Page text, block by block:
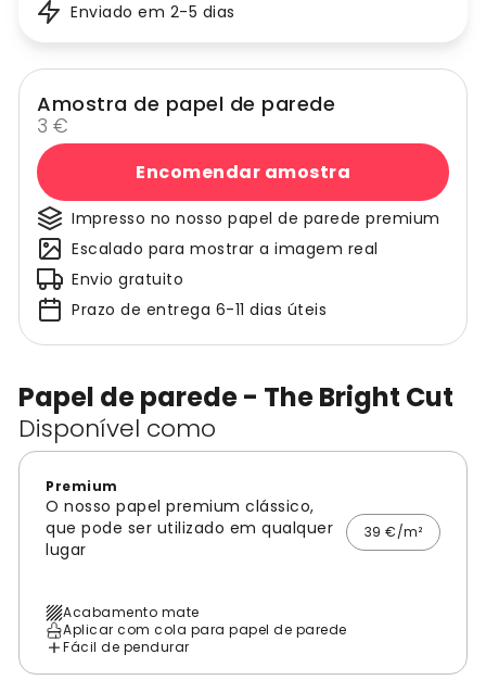
Papel de parede - The Bright Cut
Disponível como
Premium
O nosso papel premium clássico,
que pode ser utilizado em qualquer
lugar
39 €/m²
Acabamento mate
Aplicar com cola para papel de parede
Fácil de pendurar
Enviado em 2-5 dias
Amostra de papel de parede
3 €
Encomendar amostra
Impresso no nosso papel de parede premium
Escalado para mostrar a imagem real
Envio gratuito
Prazo de entrega 6-11 dias úteis